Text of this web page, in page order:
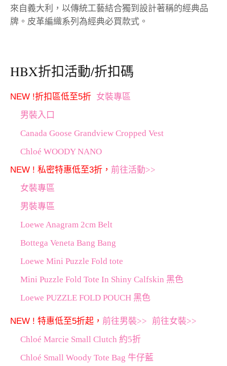
來自義大利，以傳統工藝結合獨到設計著稱的經典品
牌。皮革編織系列為經典必買款式。
HBX折扣活動/折扣碼
NEW !折扣區低至5折 女裝專區
男裝入口
Canada Goose Grandview Cropped Vest
Chloé WOODY NANO
NEW ! 私密特惠低至3折， 前往活動>>
女裝專區
男裝專區
Loewe Anagram 2cm Belt
Bottega Veneta Bang Bang
Loewe Mini Puzzle Fold tote
Mini Puzzle Fold Tote In Shiny Calfskin 黑色
Loewe PUZZLE FOLD POUCH 黑色
NEW ! 特惠低至5折起， 前往男裝>>
前往女裝>>
Chloé Marcie Small Clutch 約5折
Chloé Small Woody Tote Bag 牛仔藍